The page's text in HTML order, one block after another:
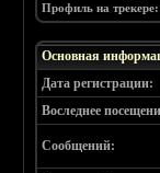
Профиль на трекере:
Основная
Дата регистрации:
Воследнее
Сообщений: